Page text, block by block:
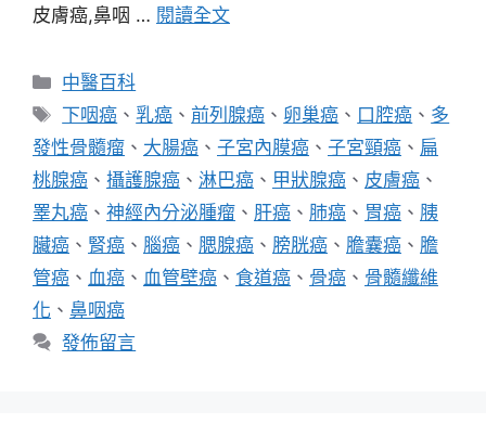
皮膚癌,鼻咽 … 閱讀全文
分
類
中醫百科
標
籤
下咽癌 、 乳癌 、前列腺癌 、 卵巢癌 、 口腔癌 、 多
發性骨髓瘤 、 大腸癌 、 子宮內膜癌 、 子宮頸癌 、 扁
桃腺癌 、 攝護腺癌 、 淋巴癌 、 甲狀腺癌 、 皮膚癌 、
睪丸癌 、 神經內分泌腫瘤 、 肝癌 、 肺癌 、 胃癌 、 胰
臟癌 、 腎癌 、 腦癌 、 腮腺癌 、 膀胱癌 、 膽囊癌 、 膽
管癌 、 血癌 、 血管壁癌 、 食道癌 、 骨癌 、 骨髓纖維
化 、 鼻咽癌
發佈留言